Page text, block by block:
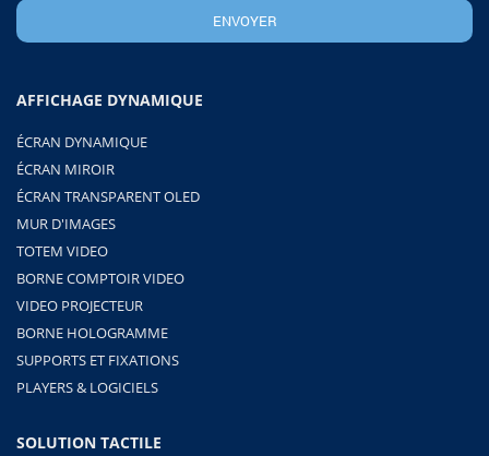
AFFICHAGE DYNAMIQUE
ÉCRAN DYNAMIQUE
ÉCRAN MIROIR
ÉCRAN TRANSPARENT OLED
MUR D'IMAGES
TOTEM VIDEO
BORNE COMPTOIR VIDEO
VIDEO PROJECTEUR
BORNE HOLOGRAMME
SUPPORTS ET FIXATIONS
PLAYERS & LOGICIELS
SOLUTION TACTILE